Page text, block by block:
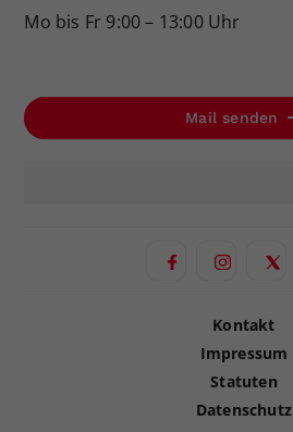
Mo bis Fr 9:00 – 13:00 Uhr
Mail senden
Kontakt
Impressum
Statuten
Datenschutz